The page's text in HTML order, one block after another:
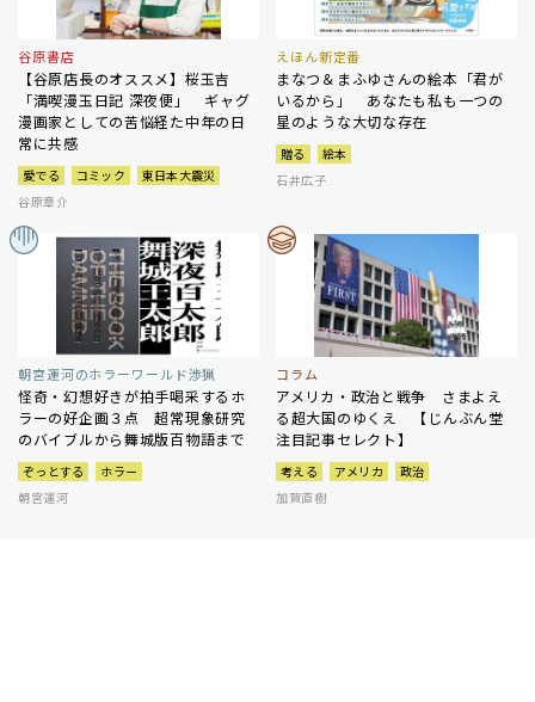
谷原書店
【谷原店長のオススメ】桜玉吉
「満喫漫玉日記 深夜便」 ギャグ
漫画家としての苦悩経た中年の日
常に共感
愛でる コミック
東日本大震災
谷原章介
えほん新定番
まなつ＆まふゆさんの絵本「君が
いるから」 あなたも私も一つの
星のような大切な存在
贈る
絵本
石井広子
朝宮運河のホラーワールド渉猟
怪奇・幻想好きが拍手喝采するホ
ラーの好企画３点 超常現象研究
のバイブルから舞城版百物語まで
ぞっとする
ホラー
朝宮運河
コラム
アメリカ・政治と戦争 さまよえ
る超大国のゆくえ 【じんぶん堂
注目記事セレクト】
考える アメリカ
政治
加賀直樹